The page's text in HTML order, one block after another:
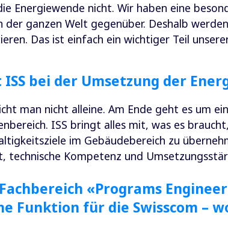
Energiewende nicht. Wir haben eine
der ganzen Welt gegenüber. Deshalb
Das ist einfach ein wichtiger Teil
bei der Umsetzung der
man nicht alleine. Am Ende geht es um
ISS bringt alles mit, was es
im Gebäudebereich zu
technische Kompetenz und
«Programs
Funktion für die Swisscom –